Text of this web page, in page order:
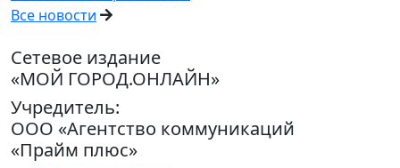
Все новости
Сетевое издание
«МОЙ ГОРОД.ОНЛАЙН»
Учредитель:
ООО «Агентство коммуникаций
«Прайм плюс»